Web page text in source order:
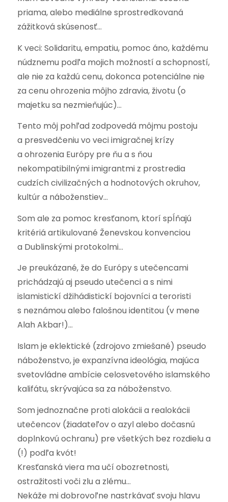
priama, alebo mediálne sprostredkovaná
zážitková skúsenosť…
K veci: Solidaritu, empatiu, pomoc áno, každému
núdznemu podľa mojich možností a schopností,
ale nie za každú cenu, dokonca potenciálne nie
za cenu ohrozenia môjho zdravia, životu (o
majetku sa nezmieňujúc)…
Tento môj pohľad zodpovedá môjmu postoju
a presvedčeniu vo veci imigračnej krízy
a ohrozenia Európy pre ňu a s ňou
nekompatibilnými imigrantmi z prostredia
cudzích civilizačných a hodnotových okruhov,
kultúr a náboženstiev…
Som ale za pomoc kresťanom, ktorí spĺňajú
kritériá artikulované Ženevskou konvenciou
a Dublinskými protokolmi…
Je preukázané, že do Európy s utečencami
prichádzajú aj pseudo utečenci a s nimi
islamistickí džihádistickí bojovníci a teroristi
s neznámou alebo falošnou identitou (v mene
Alah Akbar!)…
Islam je eklektické (zdrojovo zmiešané) pseudo
náboženstvo, je expanzívna ideológia, majúca
svetovládne ambície celosvetového islamského
kalifátu, skrývajúca sa za náboženstvo.
Som jednoznačne proti alokácii a realokácii
utečencov (žiadateľov o azyl alebo dočasnú
doplnkovú ochranu) pre všetkých bez rozdielu a
(!) podľa kvót!
Kresťanská viera ma učí obozretnosti,
ostražitosti voči zlu a zlému…
Nekáže mi dobrovoľne nastrkávať svoju hlavu